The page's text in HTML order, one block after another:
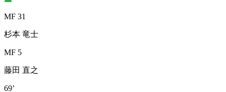
MF 31
杉本 竜士
MF 5
藤田 直之
69’